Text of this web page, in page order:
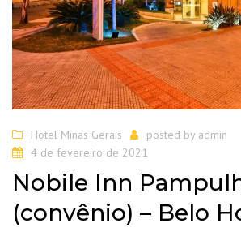
Hotel Minas Gerais posted by admin
4 de fevereiro de 2021
Nobile Inn
(convênio) – Belo